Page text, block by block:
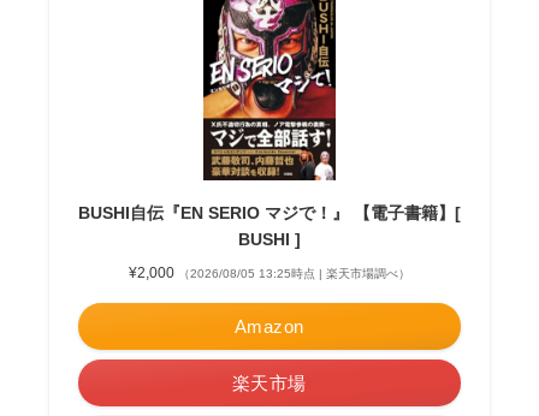
BUSHI自伝『EN SERIO マジで！』 【電子書籍】[
BUSHI ]
¥2,000 （2026/08/05 13:25時点 | 楽天市場調べ）
Amazon
楽天市場